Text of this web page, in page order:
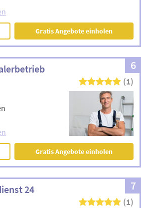
Gratis Angebote einholen
6
(1)
Gratis Angebote einholen
7
24
(1)